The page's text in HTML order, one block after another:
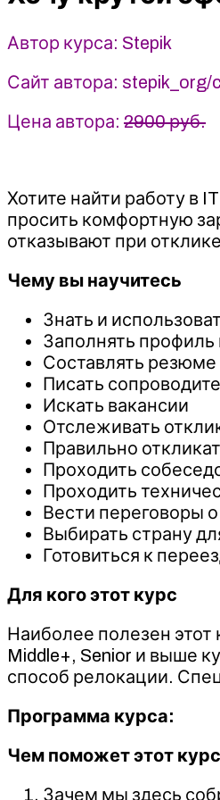
-
Автор курса: Stepik
Сайт автора:
Цена автора: 2900 руб.
Хотите найти работу в
просить комфортную
отказывают при
Чему вы научитесь
Знать и
Заполнять профиль
Составлять резюме
Писать
Искать вакансии
Отслеживать
Правильно
Проходить
Проходить
Вести переговоры
Выбирать страну
Готовиться к
Для кого этот курс
Наиболее полезен этот
Middle+, Senior и выше
способ релокации.
Программа курса:
Чем поможет этот
Зачем мы здесь